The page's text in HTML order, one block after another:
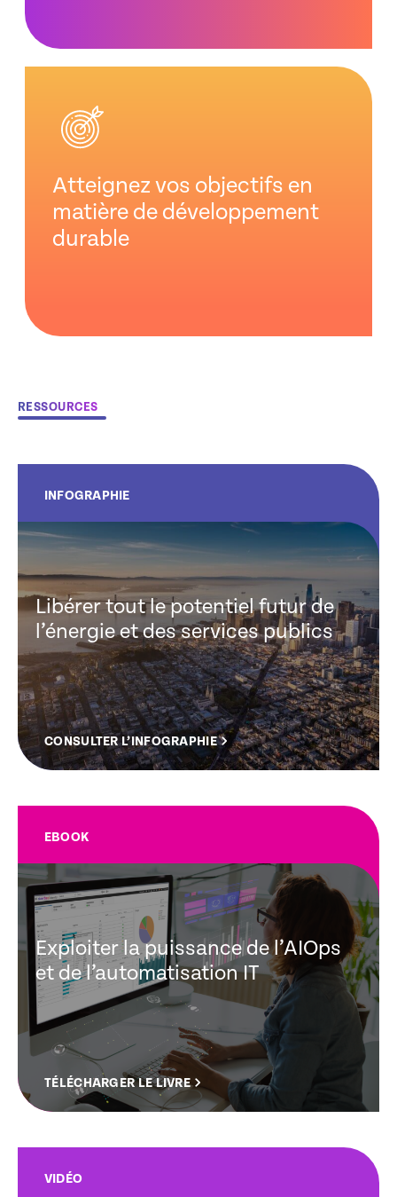
Atteignez vos objectifs en
matière de développement
durable
RESSOURCES
INFOGRAPHIE
Libérer tout le potentiel futur de
l’énergie et des services publics
CONSULTER L’INFOGRAPHIE
EBOOK
Exploiter la puissance de l’AIOps
et de l’automatisation IT
TÉLÉCHARGER LE LIVRE
VIDÉO